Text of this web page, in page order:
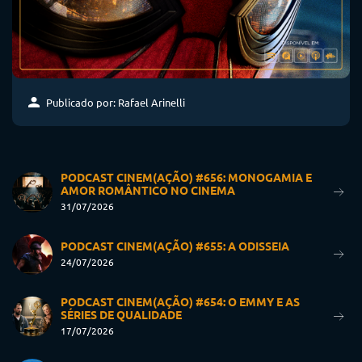
Publicado por: Rafael Arinelli
PODCAST CINEM(AÇÃO) #656: MONOGAMIA E
AMOR ROMÂNTICO NO CINEMA
31/07/2026
PODCAST CINEM(AÇÃO) #655: A ODISSEIA
24/07/2026
PODCAST CINEM(AÇÃO) #654: O EMMY E AS
SÉRIES DE QUALIDADE
17/07/2026